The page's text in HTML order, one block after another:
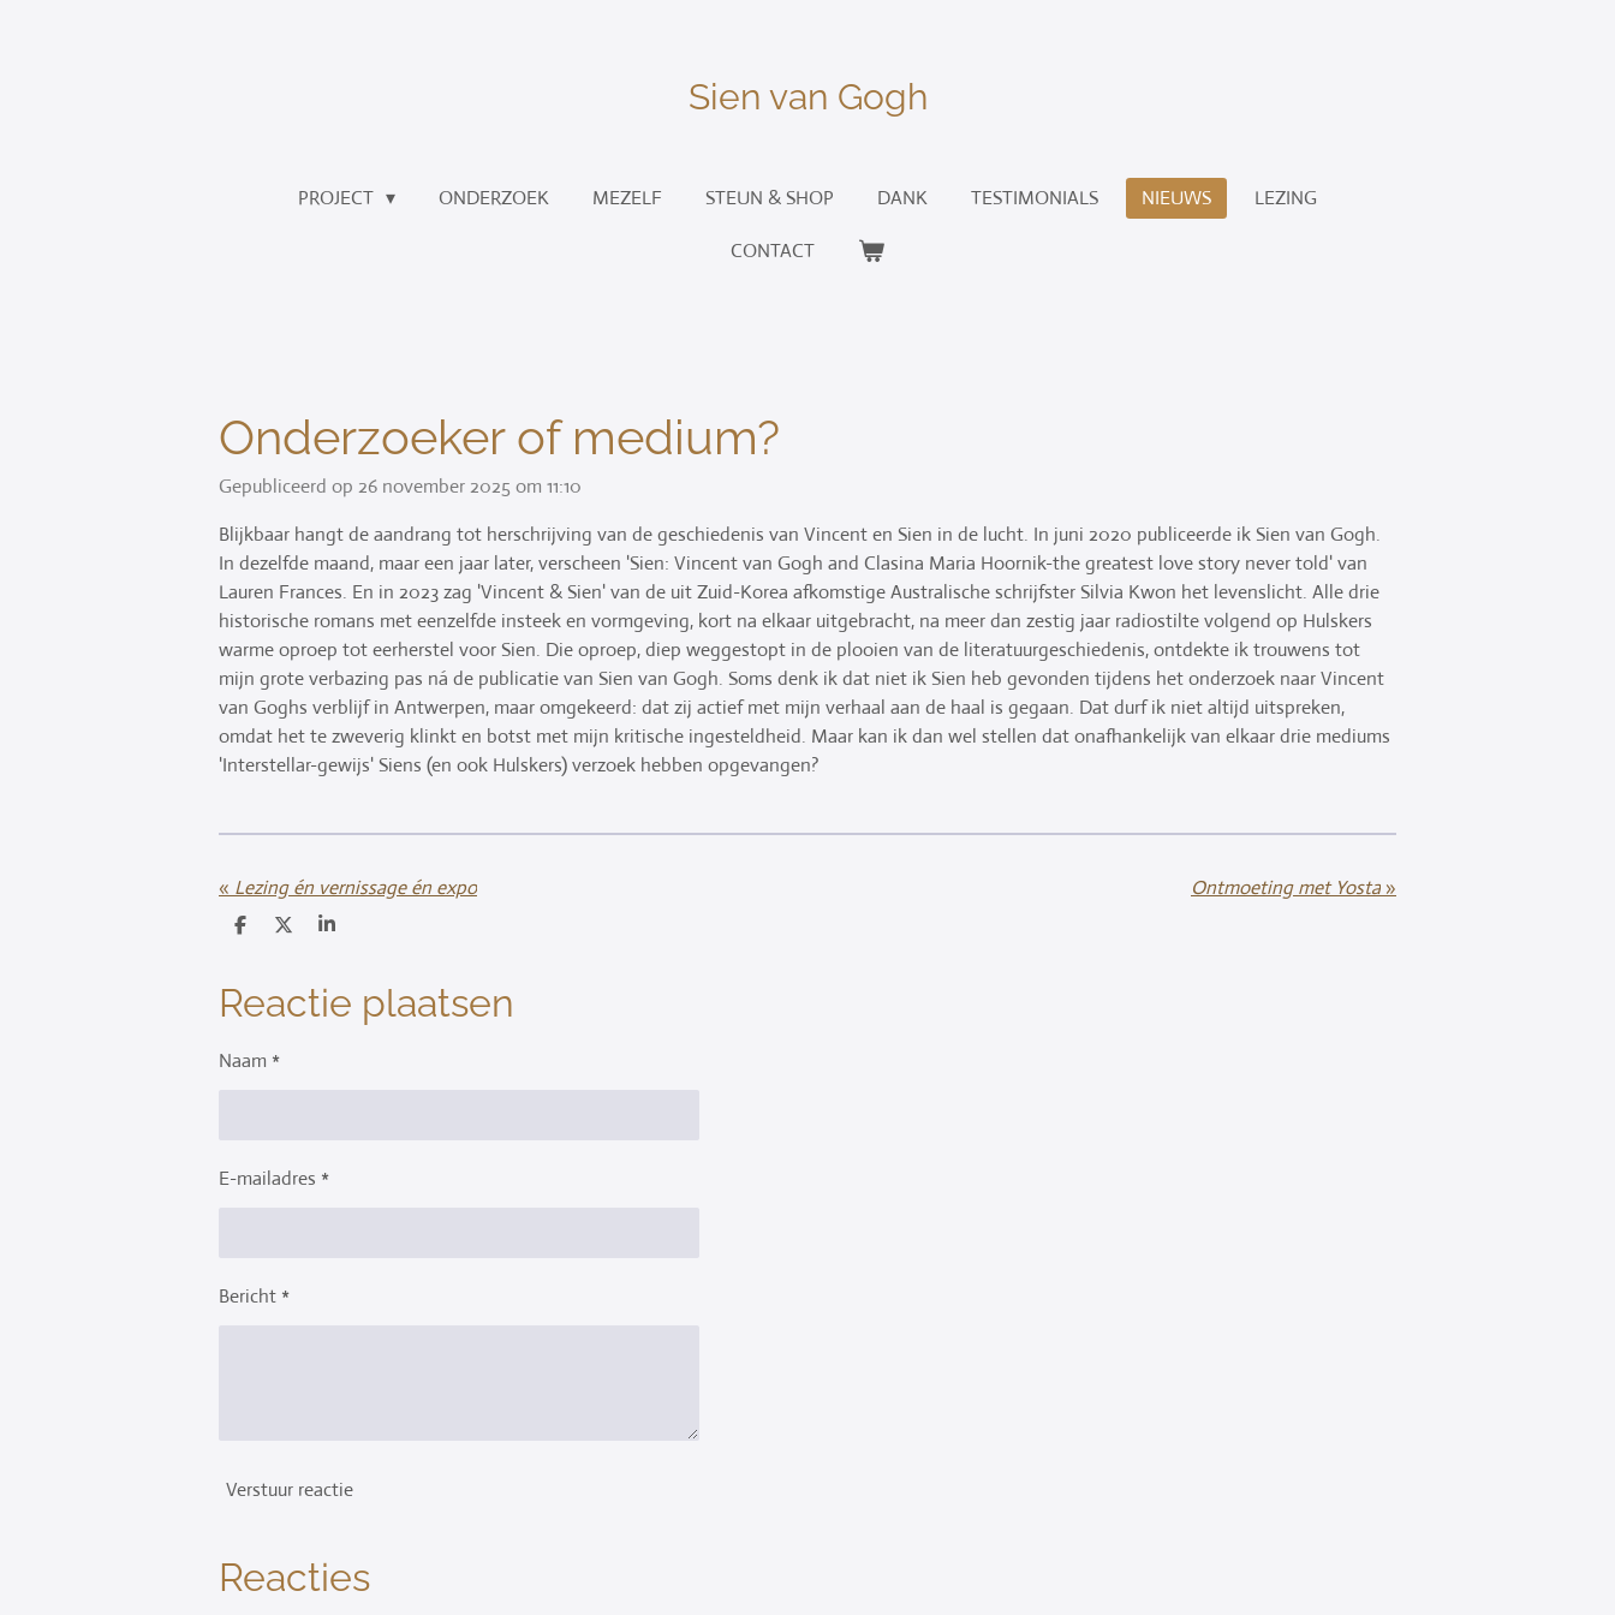
Sien van Gogh
PROJECT ONDERZOEK MEZELF STEUN & SHOP DANK TESTIMONIALS NIEUWS LEZING
CONTACT
Onderzoeker of medium?
Gepubliceerd op 26 november 2025 om 11:10
Blijkbaar hangt de aandrang tot herschrijving van de geschiedenis van Vincent en Sien in de lucht. In juni 2020 publiceerde ik Sien van Gogh.
In dezelfde maand, maar een jaar later, verscheen 'Sien: Vincent van Gogh and Clasina Maria Hoornik-the greatest love story never told' van
Lauren Frances. En in 2023 zag 'Vincent & Sien' van de uit Zuid-Korea afkomstige Australische schrijfster Silvia Kwon het levenslicht. Alle drie
historische romans met eenzelfde insteek en vormgeving, kort na elkaar uitgebracht, na meer dan zestig jaar radiostilte volgend op Hulskers
warme oproep tot eerherstel voor Sien. Die oproep, diep weggestopt in de plooien van de literatuurgeschiedenis, ontdekte ik trouwens tot
mijn grote verbazing pas ná de publicatie van Sien van Gogh. Soms denk ik dat niet ik Sien heb gevonden tijdens het onderzoek naar Vincent
van Goghs verblijf in Antwerpen, maar omgekeerd: dat zij actief met mijn verhaal aan de haal is gegaan. Dat durf ik niet altijd uitspreken,
omdat het te zweverig klinkt en botst met mijn kritische ingesteldheid. Maar kan ik dan wel stellen dat onafhankelijk van elkaar drie mediums
'Interstellar-gewijs' Siens (en ook Hulskers) verzoek hebben opgevangen?
« Lezing én vernissage én expo Ontmoeting met Yosta »
D
e
n
D
S
r
e
Reactie plaatsen
Naam *
E-mailadres *
Bericht *
Verstuur reactie
Reacties